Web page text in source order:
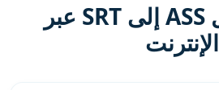
كيفية تحويل ASS إلى SRT عبر
الإنترنت